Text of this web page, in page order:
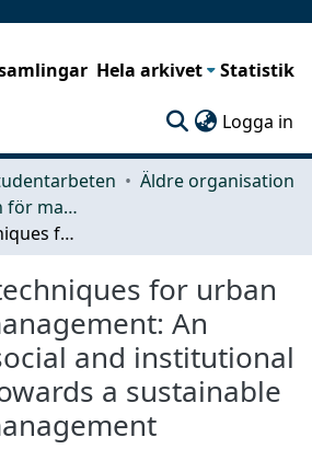
Hela arkivet Statistik
Logga in
Äldre organisation
Examensarbeten för masterexamen
Alternative techniques for urban rainwater management: An analysis of social and institutional questions, towards a sustainable rainwater management
for urban
An
and institutional
a sustainable